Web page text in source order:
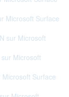
Microsoft Surface
sur Microsoft
Microsoft
Surface